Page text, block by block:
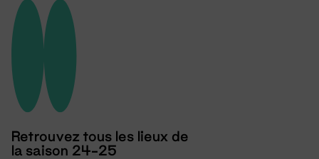
Retrouvez tous les lieux de
la saison 24-25